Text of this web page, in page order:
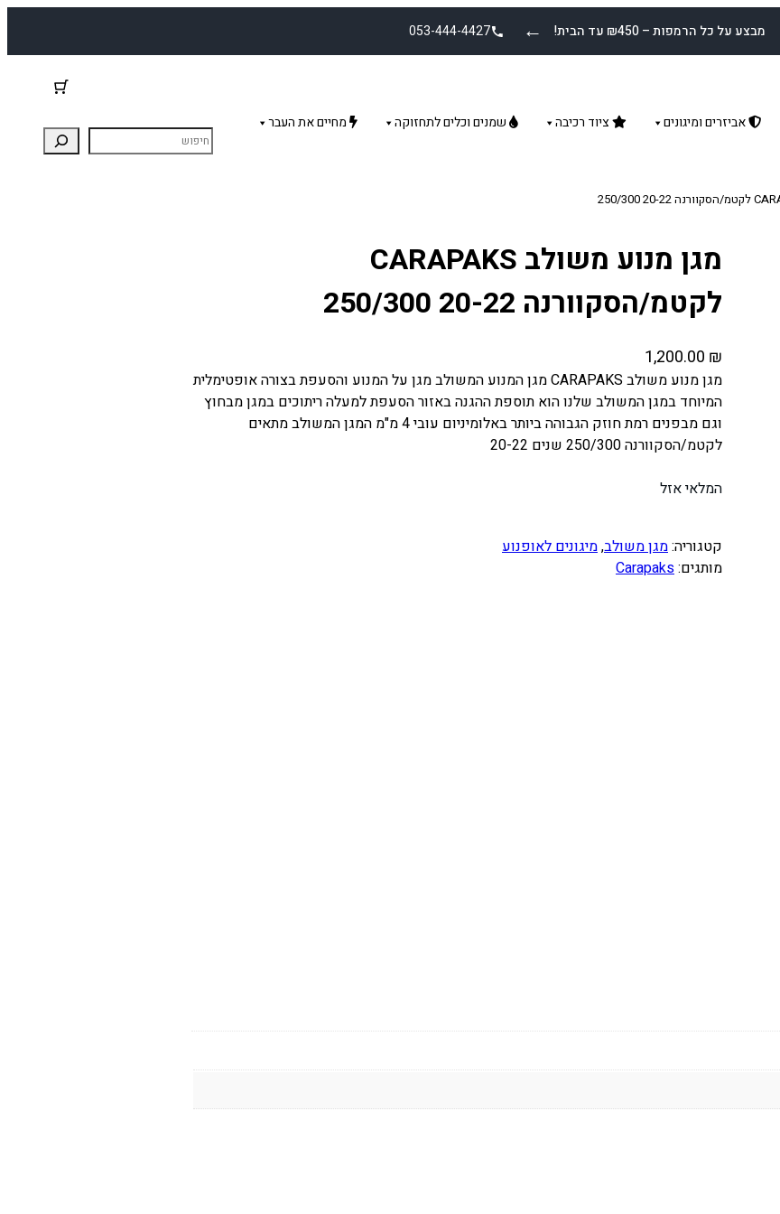
← מבצע על כל הרמפות – ₪450 עד הבית! 053-444-4427
אביזרים ומיגונים ציוד רכיבה שמנים וכלים לתחזוקה
מחיים את העבר
מגן מנוע משולב CARAPAKS
לקטמ/הסקוורנה 20-22 250/300
1,200.00 ₪
מגן מנוע משולב CARAPAKS מגן המנוע המשולב מגן על המנוע והסעפת בצורה אופטימלית
המיוחד במגן המשולב שלנו הוא תוספת ההגנה באזור הסעפת למעלה ריתוכים במגן מבחוץ
וגם מבפנים רמת חוזק הגבוהה ביותר באלומיניום עובי 4 מ"מ המגן המשולב מתאים
לקטמ/הסקוורנה 250/300 שנים 20-22
המלאי אזל
קטגוריה:מגן משולב, מיגונים לאופנוע
מותגים:Carapaks